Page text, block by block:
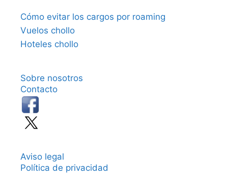
Cómo evitar los cargos por roaming
Vuelos chollo
Hoteles chollo
Sobre nosotros
Contacto
Aviso legal
Política de privacidad